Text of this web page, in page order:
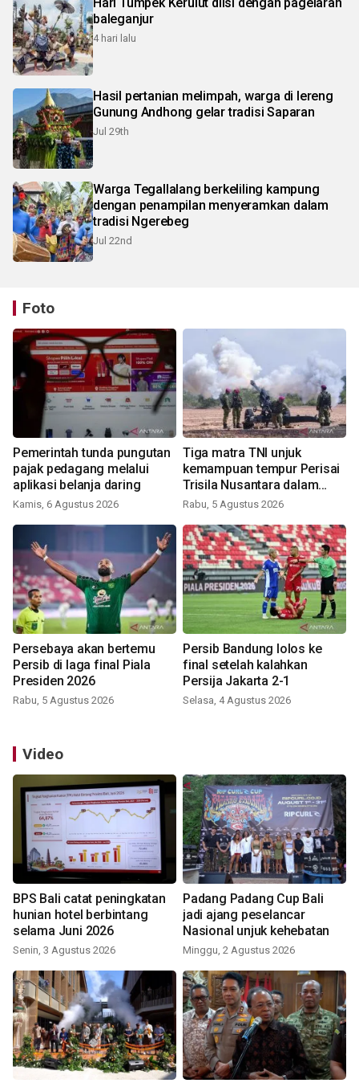
baleganjur
4 hari lalu
Hasil pertanian melimpah, warga di lereng
Gunung Andhong gelar tradisi Saparan
Jul 29th
Warga Tegallalang berkeliling kampung
dengan penampilan menyeramkan dalam
tradisi Ngerebeg
Jul 22nd
Foto
Pemerintah tunda pungutan
pajak pedagang melalui
aplikasi belanja daring
Kamis, 6 Agustus 2026
Tiga matra TNI unjuk
kemampuan tempur Perisai
Trisila Nusantara dalam
latihan di Kepri
Rabu, 5 Agustus 2026
Persebaya akan bertemu
Persib di laga final Piala
Presiden 2026
Rabu, 5 Agustus 2026
Persib Bandung lolos ke
final setelah kalahkan
Persija Jakarta 2-1
Selasa, 4 Agustus 2026
Video
BPS Bali catat peningkatan
hunian hotel berbintang
selama Juni 2026
Senin, 3 Agustus 2026
Padang Padang Cup Bali
jadi ajang peselancar
Nasional unjuk kehebatan
Minggu, 2 Agustus 2026